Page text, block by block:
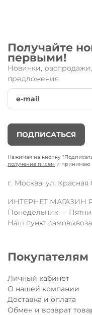
Получайте
первыми!
Новинки,
предложения
ПОДПИСАТЬСЯ
Нажимая на кнопку
получение писем и принимаю
г. Москва, ул. Красная
ИНТЕРНЕТ МАГАЗИН
Понедельник -
Наш пункт
Покупателям
Личный кабинет
О нашей компании
Доставка и оплата
Обмен и возврат